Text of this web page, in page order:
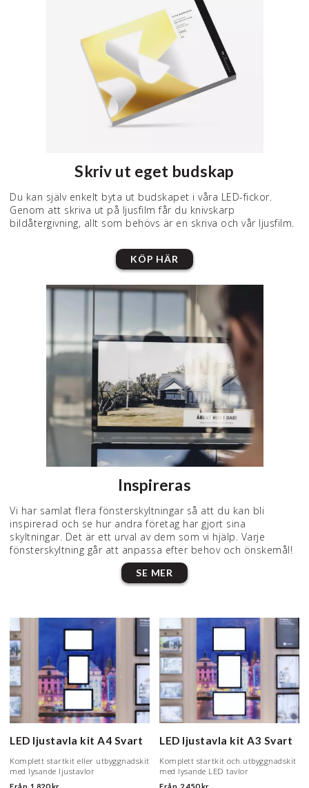
Skriv ut eget budskap
Du kan själv enkelt byta ut budskapet i våra LED-fickor.
Genom att skriva ut på ljusfilm får du knivskarp
bildåtergivning, allt som behövs är en skriva och vår ljusfilm.
KÖP HÄR
Inspireras
Vi har samlat flera fönsterskyltningar så att du kan bli
inspirerad och se hur andra företag har gjort sina
skyltningar. Det är ett urval av dem som vi hjälp. Varje
fönsterskyltning går att anpassa efter behov och önskemål!
SE MER
LED ljustavla kit A4 Svart
Komplett startkit eller utbyggnadskit
med lysande ljustavlor
Från 1 820 kr
LED ljustavla kit A3 Svart
Komplett startkit och utbyggnadskit
med lysande LED tavlor
Från 2 450 kr